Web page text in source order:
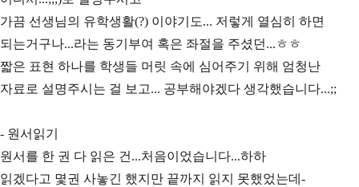
가끔 선생님의 유학생활(?) 이야기도... 저렇게 열심히 하면
되는거구나...라는 동기부여 혹은 좌절을 주셨던...ㅎㅎ
짧은 표현 하나를 학생들 머릿 속에 심어주기 위해 엄청난
자료로 설명주시는 걸 보고... 공부해야겠다 생각했습니다...;;
- 원서읽기
원서를 한 권 다 읽은 건...처음이었습니다...하하
읽겠다고 몇권 사놓긴 했지만 끝까지 읽지 못했었는데-